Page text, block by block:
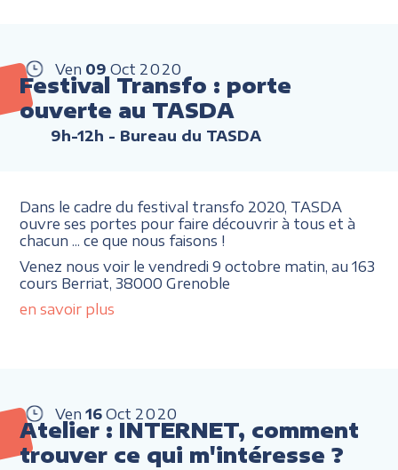
Ven 09 Oct 2020
Festival Transfo : porte
ouverte au TASDA
9h-12h - Bureau du TASDA
Dans le cadre du festival transfo 2020, TASDA
ouvre ses portes pour faire découvrir à tous et à
chacun ... ce que nous faisons !
Venez nous voir le vendredi 9 octobre matin, au 163
cours Berriat, 38000 Grenoble
en savoir plus
Ven 16 Oct 2020
Atelier : INTERNET, comment
trouver ce qui m'intéresse ?